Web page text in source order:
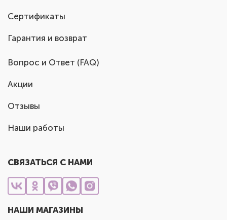
Сертификаты
Гарантия и возврат
Вопрос и Ответ (FAQ)
Акции
Отзывы
Наши работы
СВЯЗАТЬСЯ С НАМИ
НАШИ МАГАЗИНЫ